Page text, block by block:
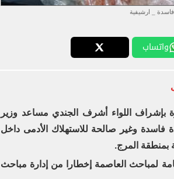
_ ارشيفية
واتساب
بإشراف اللواء أشرف الجندي مساعد وزير
طن لحوم وكبدة فاسدة وغير صالحة للاستهلاك الأدمى داخل
بمنطقة المرج.
لمباحث العاصمة إخطارا من إدارة مباحث